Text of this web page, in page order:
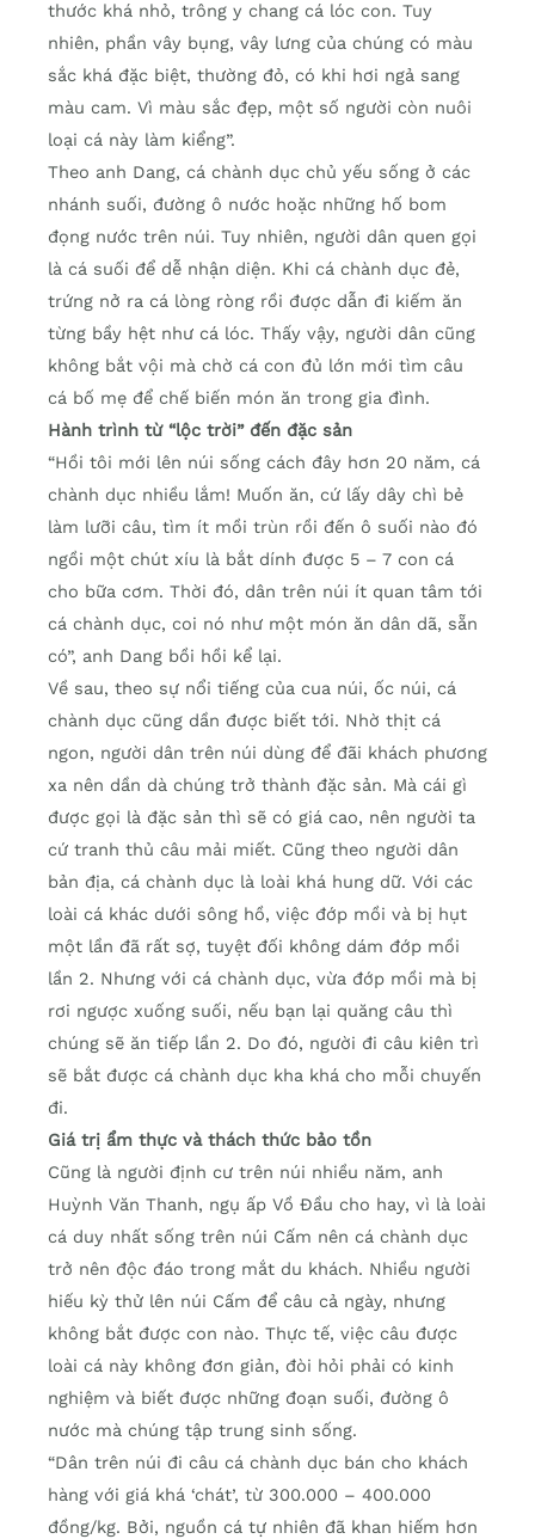
thước khá nhỏ, trông y chang cá lóc con. Tuy
nhiên, phần vây bụng, vây lưng của chúng có màu
sắc khá đặc biệt, thường đỏ, có khi hơi ngả sang
màu cam. Vì màu sắc đẹp, một số người còn nuôi
loại cá này làm kiểng”.
Theo anh Dang, cá chành dục chủ yếu sống ở các
nhánh suối, đường ô nước hoặc những hố bom
đọng nước trên núi. Tuy nhiên, người dân quen gọi
là cá suối để dễ nhận diện. Khi cá chành dục đẻ,
trứng nở ra cá lòng ròng rồi được dẫn đi kiếm ăn
từng bầy hệt như cá lóc. Thấy vậy, người dân cũng
không bắt vội mà chờ cá con đủ lớn mới tìm câu
cá bố mẹ để chế biến món ăn trong gia đình.
Hành trình từ “lộc trời” đến đặc sản
“Hồi tôi mới lên núi sống cách đây hơn 20 năm, cá
chành dục nhiều lắm! Muốn ăn, cứ lấy dây chì bẻ
làm lưỡi câu, tìm ít mồi trùn rồi đến ô suối nào đó
ngồi một chút xíu là bắt dính được 5 – 7 con cá
cho bữa cơm. Thời đó, dân trên núi ít quan tâm tới
cá chành dục, coi nó như một món ăn dân dã, sẵn
có”, anh Dang bồi hồi kể lại.
Về sau, theo sự nổi tiếng của cua núi, ốc núi, cá
chành dục cũng dần được biết tới. Nhờ thịt cá
ngon, người dân trên núi dùng để đãi khách phương
xa nên dần dà chúng trở thành đặc sản. Mà cái gì
được gọi là đặc sản thì sẽ có giá cao, nên người ta
cứ tranh thủ câu mải miết. Cũng theo người dân
bản địa, cá chành dục là loài khá hung dữ. Với các
loài cá khác dưới sông hồ, việc đớp mồi và bị hụt
một lần đã rất sợ, tuyệt đối không dám đớp mồi
lần 2. Nhưng với cá chành dục, vừa đớp mồi mà bị
rơi ngược xuống suối, nếu bạn lại quăng câu thì
chúng sẽ ăn tiếp lần 2. Do đó, người đi câu kiên trì
sẽ bắt được cá chành dục kha khá cho mỗi chuyến
đi.
Giá trị ẩm thực và thách thức bảo tồn
Cũng là người định cư trên núi nhiều năm, anh
Huỳnh Văn Thanh, ngụ ấp Vồ Đầu cho hay, vì là loài
cá duy nhất sống trên núi Cấm nên cá chành dục
trở nên độc đáo trong mắt du khách. Nhiều người
hiếu kỳ thử lên núi Cấm để câu cả ngày, nhưng
không bắt được con nào. Thực tế, việc câu được
loài cá này không đơn giản, đòi hỏi phải có kinh
nghiệm và biết được những đoạn suối, đường ô
nước mà chúng tập trung sinh sống.
“Dân trên núi đi câu cá chành dục bán cho khách
hàng với giá khá ‘chát’, từ 300.000 – 400.000
đồng/kg. Bởi, nguồn cá tự nhiên đã khan hiếm hơn